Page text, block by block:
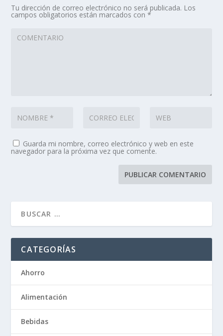
Tu dirección de correo electrónico no será publicada. Los
campos obligatorios están marcados con*
Guarda mi nombre, correo electrónico y web en este
navegador para la próxima vez que comente.
CATEGORÍAS
Ahorro
Alimentación
Bebidas